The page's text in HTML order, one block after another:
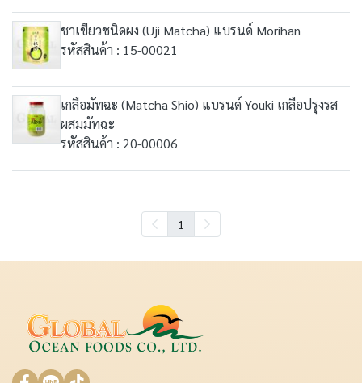
ชาเขียวชนิดผง (Uji Matcha) แบรนด์ Morihan
รหัสสินค้า : 15-00021
เกลือมัทฉะ (Matcha Shio) แบรนด์ Youki เกลือปรุงรส
ผสมมัทฉะ
รหัสสินค้า : 20-00006
1